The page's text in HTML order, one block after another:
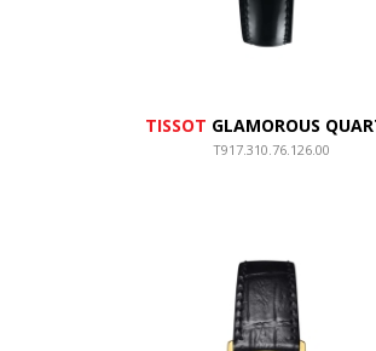
TISSOT GLAMOROUS
T917.310.76.126.00